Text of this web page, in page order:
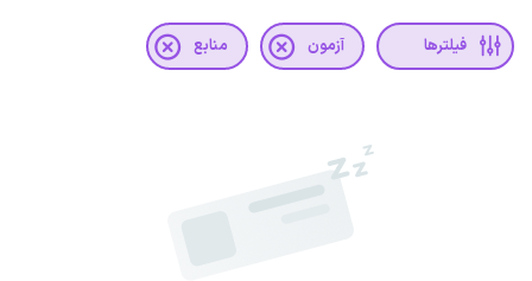
فیلترها آزمون منابع